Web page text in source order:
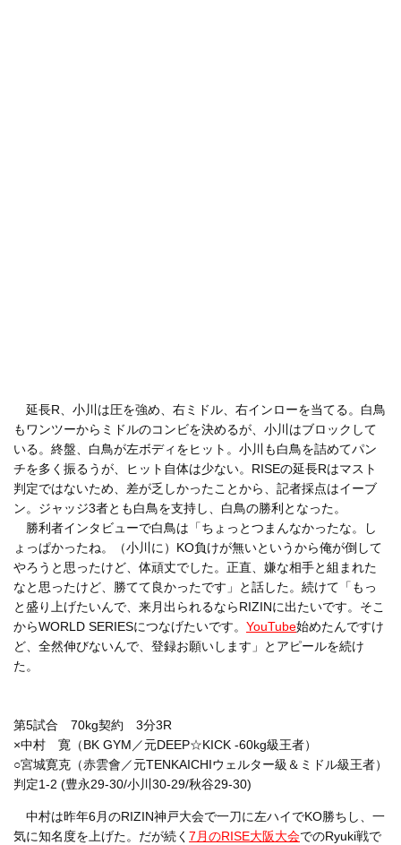
延長R、小川は圧を強め、右ミドル、右インローを当てる。白鳥
もワンツーからミドルのコンビを決めるが、小川はブロックして
いる。終盤、白鳥が左ボディをヒット。小川も白鳥を詰めてパン
チを多く振るうが、ヒット自体は少ない。RISEの延長Rはマスト
判定ではないため、差が乏しかったことから、記者採点はイーブ
ン。ジャッジ3者とも白鳥を支持し、白鳥の勝利となった。
勝利者インタビューで白鳥は「ちょっとつまんなかったな。し
ょっぱかったね。（小川に）KO負けが無いというから俺が倒して
やろうと思ったけど、体頑丈でした。正直、嫌な相手と組まれた
なと思ったけど、勝てて良かったです」と話した。続けて「もっ
と盛り上げたいんで、来月出られるならRIZINに出たいです。そこ
からWORLD SERIESにつなげたいです。 YouTube始めたんですけ
ど、全然伸びないんで、登録お願いします」とアピールを続け
た。
第5試合 70kg契約 3分3R
×中村 寛（BK GYM／元DEEP☆KICK -60kg級王者）
○宮城寛克（赤雲會／元TENKAICHIウェルター級＆ミドル級王者）
判定1-2 (豊永29-30/小川30-29/秋谷29-30)
中村は昨年6月のRIZIN神戸大会で一刀に左ハイでKO勝ちし、一
気に知名度を上げた。だが続く 7月のRISE大阪大会でのRyuki戦で